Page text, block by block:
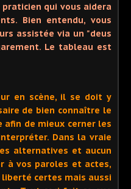
qui vous aidera
Bien entendu, vous
assistée via un "deus
Le tableau est
en scène, il se doit y
de bien connaître le
de mieux cerner les
Dans la vraie
alternatives et aucun
à vos paroles et actes,
certes mais aussi